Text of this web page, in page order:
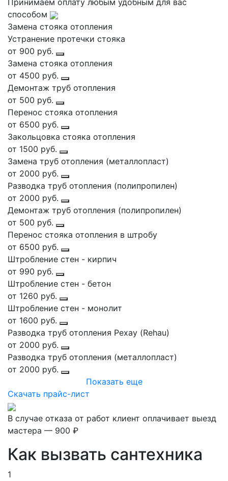
Принимаем оплату любым удобным для вас
способом
Замена стояка отопления
Устранение протечки стояка
от 900 руб.
Замена стояка отопления
от 4500 руб.
Демонтаж труб отопления
от 500 руб.
Перенос стояка отопления
от 6500 руб.
Закольцовка стояка отопления
от 1500 руб.
Замена труб отопления (металлопласт)
от 2000 руб.
Разводка труб отопления (полипропилен)
от 2000 руб.
Демонтаж труб отопления (полипропилен)
от 500 руб.
Перенос стояка отопления в штробу
от 6500 руб.
Штробление стен - кирпич
от 990 руб.
Штробление стен - бетон
от 1260 руб.
Штробление стен - монолит
от 1600 руб.
Разводка труб отопления Рехау (Rehau)
от 2000 руб.
Разводка труб отопления (металлопласт)
от 2000 руб.
Показать еще
Скачать прайс-лист
В случае отказа от работ клиент оплачивает выезд
мастера — 900 ₽
Как вызвать сантехника
1